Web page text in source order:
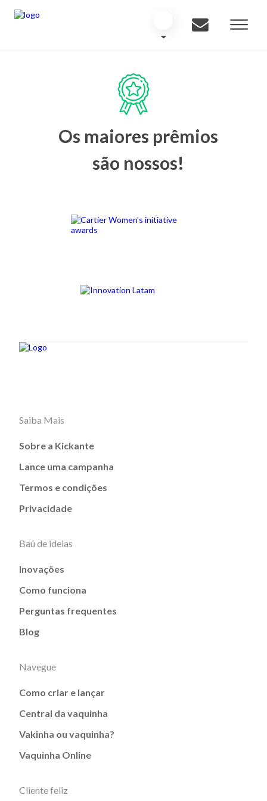
Os maiores prêmios
são nossos!
Saiba Mais
Sobre a Kickante
Lance uma campanha
Termos e condições
Privacidade
Baú de ideias
Inovações
Como funciona
Perguntas frequentes
Blog
Navegue
Como criar e lançar
Central da vaquinha
Vakinha ou vaquinha?
Vaquinha Online
Cliente feliz